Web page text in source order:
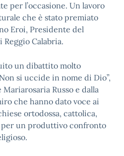
per l’occasione. Un lavoro
che è stato premiato
Eroi, Presidente del
Calabria.
un dibattito molto
si uccide in nome di Dio”,
Russo e dalla
che hanno dato voce ai
ortodossa, cattolica,
un produttivo confronto